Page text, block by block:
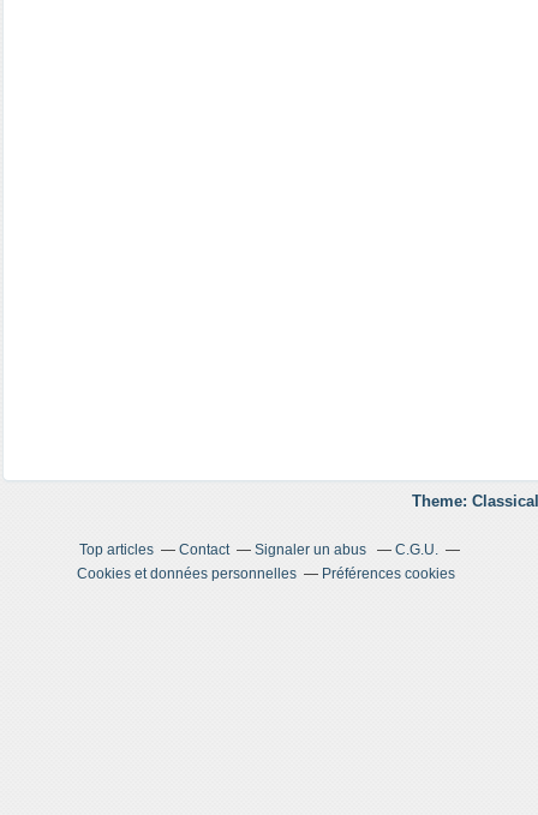
Theme:
Top articles Contact Signaler un abus
C.G.U.
Cookies et données personnelles
Préférences cookies